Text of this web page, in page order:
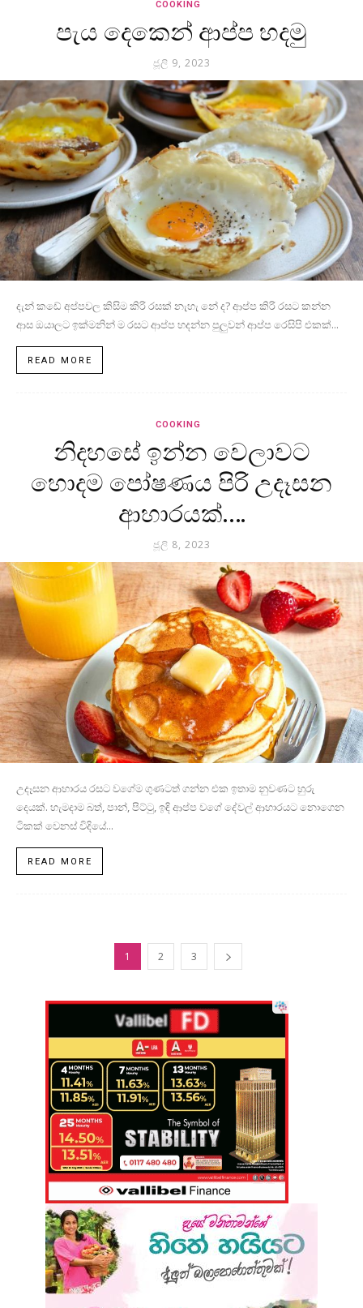
COOKING
පැය දෙකෙන් ආප්ප හදමු
ජූලි 9, 2023
දැන් කඩේ අප්පවල කිසිම කිරි රසක් නැහැ නේ ද? ආප්ප කිරි රසට කන්න
ආස ඔයාලට ඉක්මනින් ම රසට ආප්ප හදන්න පුලුවන් ආප්ප රෙසිපි එකක්...
READ MORE
COOKING
නිදහසේ ඉන්න වෙලාවට
හොදම පෝෂණය පිරි උදෑසන
ආහාරයක්….
ජූලි 8, 2023
උදෑසන ආහාරය රසට වගේම ගුණටත් ගන්න එක ඉතාම නුවණට හුරු
දෙයක්. හැමදාම බත්, පාන්, පිට්ටු, ඉඳි ආප්ප වගේ දේවල් ආහාරයට නොගෙන
ටිකක් වෙනස් විදියේ...
READ MORE
1 2 3